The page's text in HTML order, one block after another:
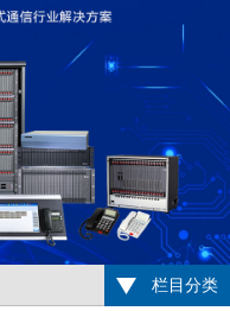
栏目分类